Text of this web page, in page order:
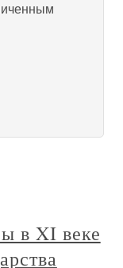
в XI веке